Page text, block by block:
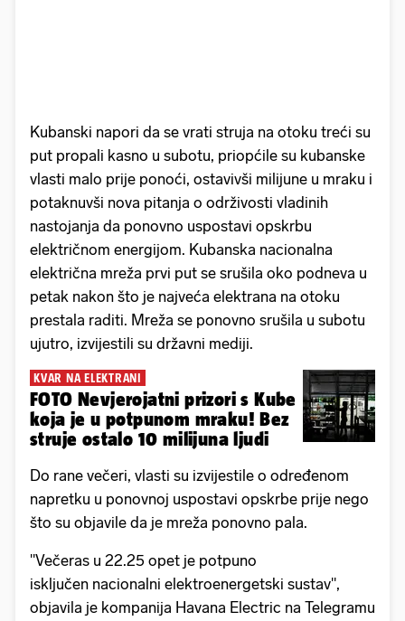
Kubanski napori da se vrati struja na otoku treći su
put propali kasno u subotu, priopćile su kubanske
vlasti malo prije ponoći, ostavivši milijune u mraku i
potaknuvši nova pitanja o održivosti vladinih
nastojanja da ponovno uspostavi opskrbu
električnom energijom. Kubanska nacionalna
električna mreža prvi put se srušila oko podneva u
petak nakon što je najveća elektrana na otoku
prestala raditi. Mreža se ponovno srušila u subotu
ujutro, izvijestili su državni mediji.
KVAR NA ELEKTRANI
FOTO Nevjerojatni prizori s Kube
koja je u potpunom mraku! Bez
struje ostalo 10 milijuna ljudi
Do rane večeri, vlasti su izvijestile o određenom
napretku u ponovnoj uspostavi opskrbe prije nego
što su objavile da je mreža ponovno pala.
"Večeras u 22.25 opet je potpuno
isključen nacionalni elektroenergetski sustav",
objavila je kompanija Havana Electric na Telegramu